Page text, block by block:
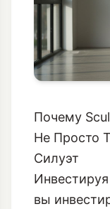
Почему
Не Просто
Силуэт
вы